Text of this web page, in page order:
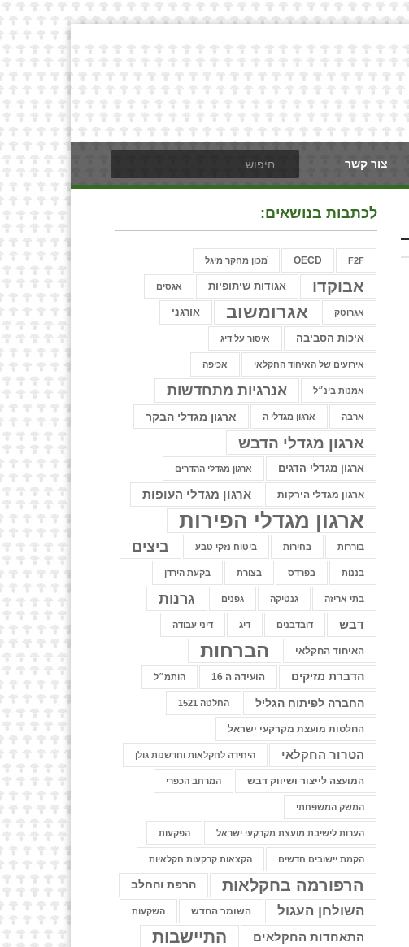
צור קשר
לכתבות בנושאים:
F2F
OECD ֿמכון מחקר מיגל
אבוקדו אגודות שיתופיות אגסים
אגרוטק אגרומשוב אורגני
איכות הסביבה איסור על דיג
אירועים של האיחוד החקלאי אכיפה
אמנות בינ״ל אנרגיות מתחדשות
ארבה ארגון מגדלי ה ארגון מגדלי הבקר
ארגון מגדלי הדבש
ארגון מגדלי הדגים ארגון מגדלי ההדרים
ארגון מגדלי הירקות ארגון מגדלי העופות
ארגון מגדלי הפירות
בוררות בחירות ביטוח נזקי טבע ביצים
בננות בפרדס בצורת בקעת הירדן
בתי אריזה גנטיקה גפנים גרנות
דבש דובדבנים דיג דיני עבודה
האיחוד החקלאי הברחות
הדברת מזיקים הועידה ה 16 הותמ״ל
החברה לפיתוח הגליל החלטה 1521
החלטות מועצת מקרקעי ישראל
הטרור החקלאי היחידה לחקלאות וחדשנות גולן
המועצה לייצור ושיווק דבש המרחב הכפרי
המשק המשפחתי
הערות לישיבת מועצת מקרקעי ישראל הפקעות
הקמת יישובים חדשים הקצאות קרקעות חקלאיות
הרפורמה בחקלאות הרפת והחלב
השולחן העגול השומר החדש השקעות
התאחדות החקלאים התיישבות